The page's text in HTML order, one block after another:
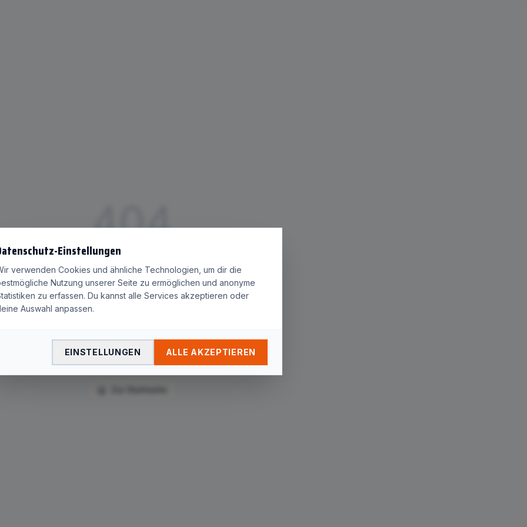
404
Seite nicht gefunden
Die Seite"amazon-prime-video/patriot-startet-bei-
amazon-prime-video/
weitergeleitet.
Einstellungen
verwenden Cookies und ähnliche Technologien, um dir die
Nutzung unserer Seite zu ermöglichen und anonyme
zu erfassen. Du kannst alle Services akzeptieren oder
Auswahl anpassen.
EINSTELLUNGEN ALLE AKZEPTIEREN